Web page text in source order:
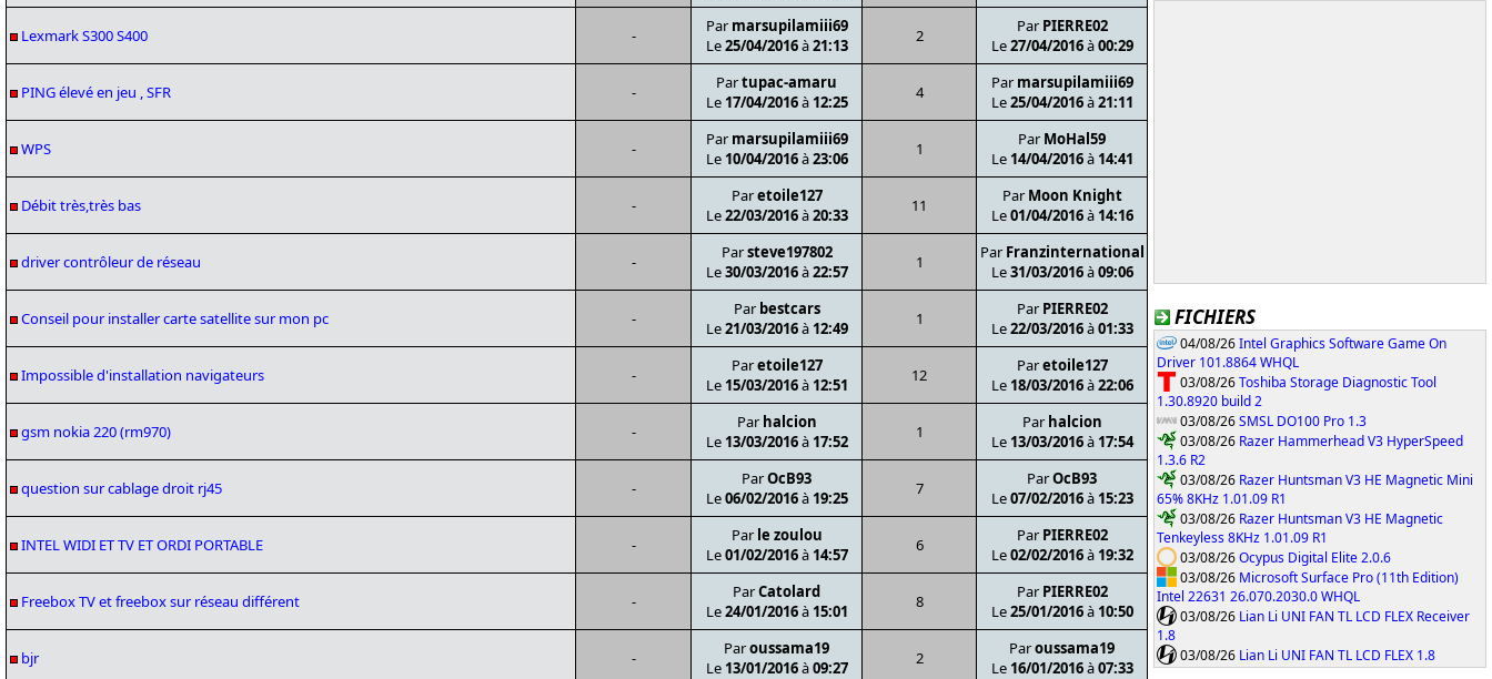
FICHIERS
04/08/26Intel Graphics Software Game On
Driver 101.8864 WHQL
03/08/26Toshiba Storage Diagnostic Tool
1.30.8920 build 2
03/08/26SMSL DO100 Pro 1.3
03/08/26 Razer Hammerhead V3 HyperSpeed
1.3.6 R2
03/08/26 Razer Huntsman V3 HE Magnetic Mini
65% 8KHz 1.01.09 R1
03/08/26 Razer Huntsman V3 HE Magnetic
Tenkeyless 8KHz 1.01.09 R1
03/08/26Ocypus Digital Elite 2.0.6
03/08/26 Microsoft Surface Pro (11th Edition)
Intel 22631 26.070.2030.0 WHQL
03/08/26 Lian Li UNI FAN TL LCD FLEX Receiver
1.8
03/08/26 Lian Li UNI FAN TL LCD FLEX 1.8
Lexmark S300 S400 - Par marsupilamiii69
Le25/04/2016à21:13 2 Par PIERRE02
Le27/04/2016à00:29
PING élevé en jeu , SFR - Partupac-amaru
Le 17/04/2016à 12:25 4 Par marsupilamiii69
Le25/04/2016à21:11
WPS - Par marsupilamiii69
Le 10/04/2016à23:06 1 Par MoHal59
Le 14/04/2016à 14:41
Débit très,très bas - Paretoile127
Le22/03/2016à20:33 11 Par Moon Knight
Le01/04/2016à 14:16
driver contrôleur de réseau - Parsteve197802
Le30/03/2016à22:57 1 Par Franzinternational
Le31/03/2016à09:06
Conseil pour installer carte satellite sur mon pc - Par bestcars
Le21/03/2016à 12:49 1 Par PIERRE02
Le22/03/2016à01:33
Impossible d'installation navigateurs - Paretoile127
Le 15/03/2016à 12:51 12 Paretoile127
Le 18/03/2016à22:06
gsm nokia 220 (rm970) - Par halcion
Le 13/03/2016à 17:52 1 Par halcion
Le 13/03/2016à 17:54
question sur cablage droit rj45 - ParOcB93
Le06/02/2016à 19:25 7 ParOcB93
Le07/02/2016à 15:23
INTEL WIDI ET TV ET ORDI PORTABLE - Par le zoulou
Le01/02/2016à 14:57 6 Par PIERRE02
Le02/02/2016à 19:32
Freebox TV et freebox sur réseau différent - ParCatolard
Le24/01/2016à 15:01 8 Par PIERRE02
Le25/01/2016à 10:50
bjr - Paroussama19
Le 13/01/2016à09:27 2 Paroussama19
Le 16/01/2016à07:33